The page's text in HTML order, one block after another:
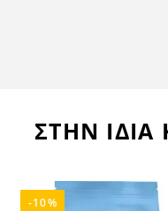
ΣΤΗΝ ΙΔΙΑ
-10%